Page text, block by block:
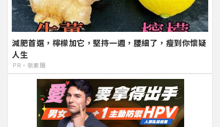
減肥首選，檸檬加它，堅持一週，腰細了，瘦到你懷疑
人生
PR・新素簡